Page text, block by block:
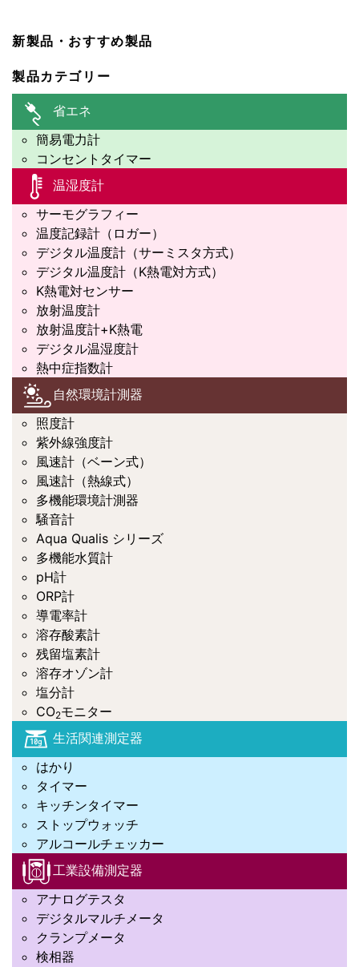
新製品・おすすめ製品
製品カテゴリー
省エネ
簡易電力計
コンセントタイマー
温湿度計
サーモグラフィー
温度記録計（ロガー）
デジタル温度計（サーミスタ方式）
デジタル温度計（K熱電対方式）
K熱電対センサー
放射温度計
放射温度計+K熱電
デジタル温湿度計
熱中症指数計
自然環境計測器
照度計
紫外線強度計
風速計（ベーン式）
風速計（熱線式）
多機能環境計測器
騒音計
Aqua Qualis シリーズ
多機能水質計
pH計
ORP計
導電率計
溶存酸素計
残留塩素計
溶存オゾン計
塩分計
CO2モニター
生活関連測定器
はかり
タイマー
キッチンタイマー
ストップウォッチ
アルコールチェッカー
工業設備測定器
アナログテスタ
デジタルマルチメータ
クランプメータ
検相器